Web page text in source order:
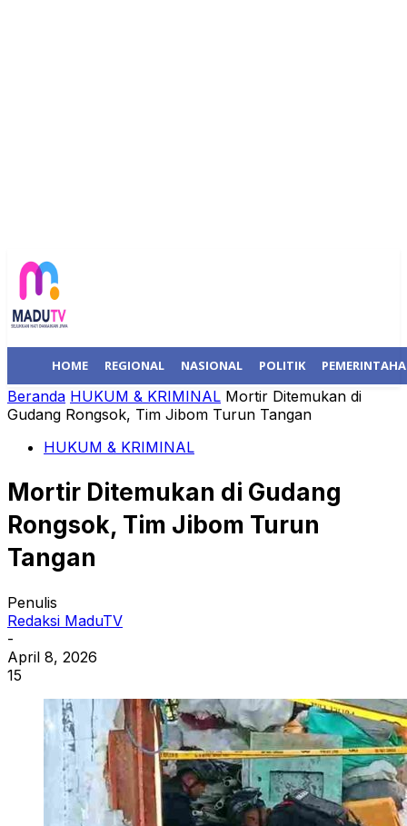
HOME REGIONAL NASIONAL POLITIK
Beranda HUKUM & KRIMINAL Mortir Ditemukan di
Gudang Rongsok, Tim Jibom Turun Tangan
HUKUM & KRIMINAL
Mortir Ditemukan di Gudang
Rongsok, Tim Jibom Turun
Tangan
Penulis
Redaksi MaduTV
-
April 8, 2026
15